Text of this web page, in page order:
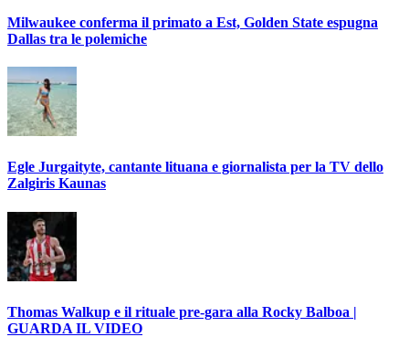
Milwaukee conferma il primato a Est, Golden State espugna
Dallas tra le polemiche
Egle Jurgaityte, cantante lituana e giornalista per la TV dello
Zalgiris Kaunas
Thomas Walkup e il rituale pre-gara alla Rocky Balboa |
GUARDA IL VIDEO